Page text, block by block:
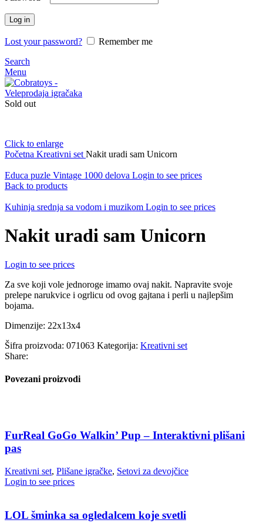
Log in
Lost your password?
Remember me
Search
Menu
Sold out
Click to enlarge
Početna Kreativni set Nakit uradi sam Unicorn
Educa puzle Vintage 1000 delova Login to see prices
Back to products
Kuhinja srednja sa vodom i muzikom Login to see prices
Nakit uradi sam Unicorn
Login to see prices
Za sve koji vole jednoroge imamo ovaj nakit. Napravite svoje
prelepe narukvice i ogrlicu od ovog gajtana i perli u najlepšim
bojama.
Dimenzije: 22x13x4
Šifra proizvoda: 071063 Kategorija: Kreativni set
Share:
Povezani proizvodi
FurReal GoGo Walkin’ Pup – Interaktivni plišani
pas
Kreativni set, Plišane igračke, Setovi za devojčice
Login to see prices
LOL šminka sa ogledalcem koje svetli